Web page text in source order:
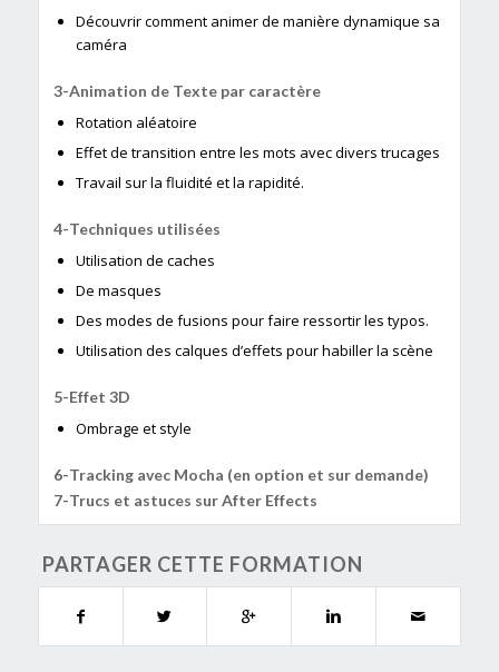
Découvrir comment animer de manière dynamique sa
caméra
Animation de Texte par caractère
Rotation aléatoire
Effet de transition entre les mots avec divers trucages
Travail sur la fluidité et la rapidité.
Techniques utilisées
Utilisation de caches
De masques
Des modes de fusions pour faire ressortir les typos.
Utilisation des calques d’effets pour habiller la scène
Effet 3D
Ombrage et style
Tracking avec Mocha (en option et sur demande)
Trucs et astuces sur After Effects
PARTAGER CETTE FORMATION